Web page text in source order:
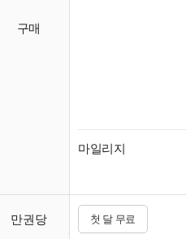
구매
마일리지
만권당 첫 달 무료